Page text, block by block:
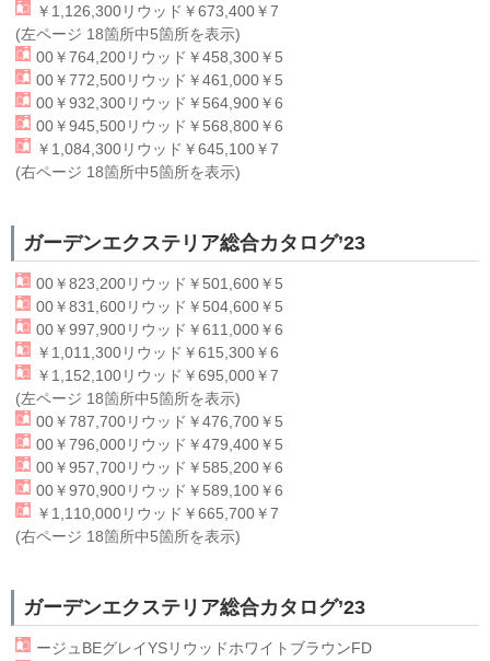
￥1,126,300リウッド ￥673,400￥7
(左ページ 18箇所中5箇所を表示)
00￥764,200リウッド ￥458,300￥5
00￥772,500リウッド ￥461,000￥5
00￥932,300リウッド ￥564,900￥6
00￥945,500リウッド ￥568,800￥6
￥1,084,300リウッド ￥645,100￥7
(右ページ 18箇所中5箇所を表示)
ガーデンエクステリア総合カタログ’23
00￥823,200リウッド ￥501,600￥5
00￥831,600リウッド ￥504,600￥5
00￥997,900リウッド ￥611,000￥6
￥1,011,300リウッド ￥615,300￥6
￥1,152,100リウッド ￥695,000￥7
(左ページ 18箇所中5箇所を表示)
00￥787,700リウッド ￥476,700￥5
00￥796,000リウッド ￥479,400￥5
00￥957,700リウッド ￥585,200￥6
00￥970,900リウッド ￥589,100￥6
￥1,110,000リウッド ￥665,700￥7
(右ページ 18箇所中5箇所を表示)
ガーデンエクステリア総合カタログ’23
ージュBEグレイYSリウッドホワイトブラウンFD